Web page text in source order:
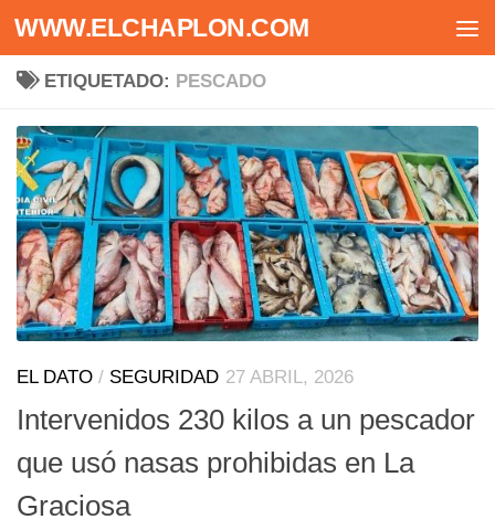
Saltar al contenido
WWW.ELCHAPLON.COM
ETIQUETADO: PESCADO
EL DATO / SEGURIDAD 27 ABRIL, 2026
Intervenidos 230 kilos a un pescador
que usó nasas prohibidas en La
Graciosa